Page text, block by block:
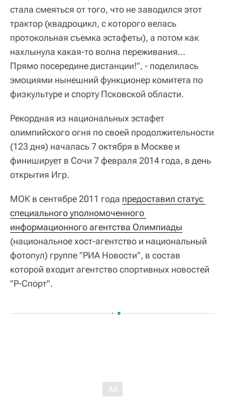
стала смеяться от того, что не заводился этот
трактор (квадроцикл, с которого велась
протокольная съемка эстафеты), а потом как
нахлынула какая-то волна переживания...
Прямо посередине дистанции!", - поделилась
эмоциями нынешний функционер комитета по
физкультуре и спорту Псковской области.
Рекордная из национальных эстафет
олимпийского огня по своей продолжительности
(123 дня) началась 7 октября в Москве и
финиширует в Сочи 7 февраля 2014 года, в день
открытия Игр.
МОК в сентябре 2011 года предоставил статус
специального уполномоченного
информационного агентства Олимпиады
(национальное хост-агентство и национальный
фотопул) группе "РИА Новости", в состав
которой входит агентство спортивных новостей
"Р-Спорт".